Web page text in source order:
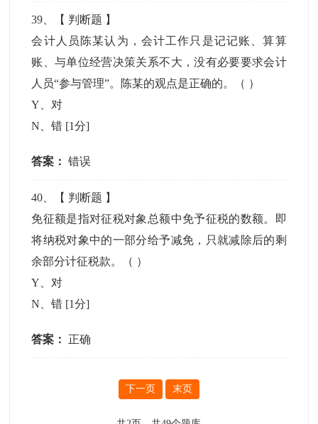
39 、【 判断题 】
会计人员陈某认为，会计工作只是记记账、算算
账、与单位经营决策关系不大，没有必要要求会计
人员“参与管理”。陈某的观点是正确的。（ ）
Y、对
N、错 [1分]
答案： 错误
40 、【 判断题 】
免征额是指对征税对象总额中免予征税的数额。即
将纳税对象中的一部分给予减免，只就减除后的剩
余部分计征税款。（ ）
Y、对
N、错 [1分]
答案： 正确
下一页 末页